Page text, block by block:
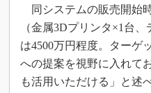
同システムの販売開始
（金属3Dプリンタ×1台
は4500万円程度。ターゲ
への提案を視野に入れて
も活用いただける」と述